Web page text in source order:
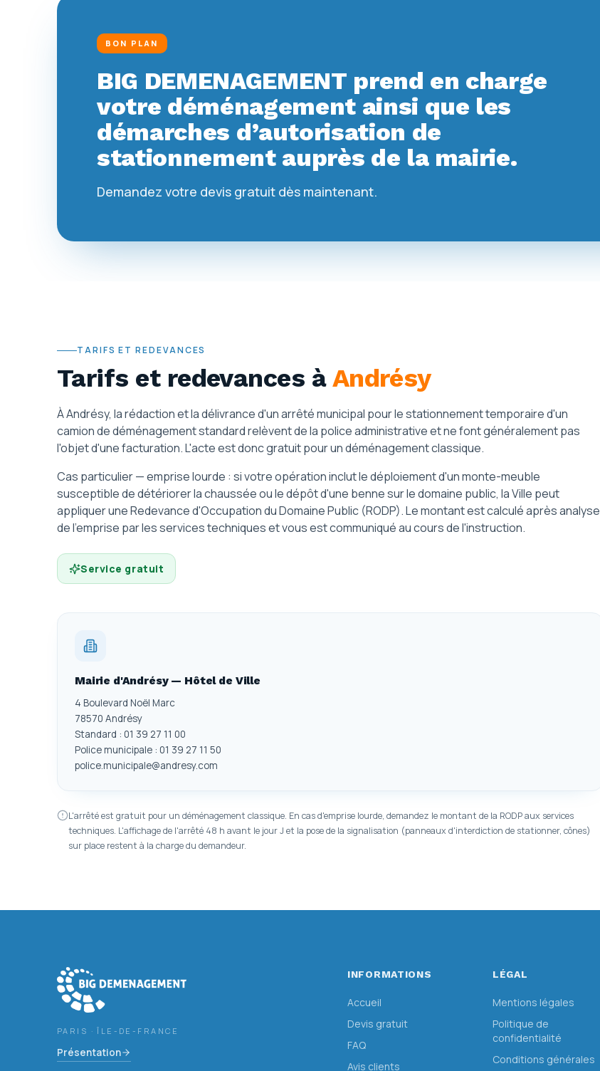
BON PLAN
BIG DEMENAGEMENT prend en charge
votre déménagement ainsi que les
démarches d’autorisation de
stationnement auprès de la mairie.
Demandez votre devis gratuit dès maintenant.
TARIFS ET REDEVANCES
Tarifs et redevances àAndrésy
À Andrésy, la rédaction et la délivrance d'un arrêté municipal pour le stationnement temporaire d'un
camion de déménagement standard relèvent de la police administrative et ne font généralement pas
l'objet d'une facturation. L'acte est donc gratuit pour un déménagement classique.
Cas particulier — emprise lourde : si votre opération inclut le déploiement d'un monte-meuble
susceptible de détériorer la chaussée ou le dépôt d'une benne sur le domaine public, la Ville peut
appliquer une Redevance d'Occupation du Domaine Public (RODP). Le montant est calculé après analyse
de l'emprise par les services techniques et vous est communiqué au cours de l'instruction.
Service gratuit
Mairie d'Andrésy — Hôtel de Ville
4 Boulevard Noël Marc
78570 Andrésy
Standard : 01 39 27 11 00
Police municipale : 01 39 27 11 50
police.municipale@andresy.com
L'arrêté est gratuit pour un déménagement classique. En cas d'emprise lourde, demandez le montant de la RODP aux services
techniques. L'affichage de l'arrêté 48 h avant le jour J et la pose de la signalisation (panneaux d'interdiction de stationner, cônes)
sur place restent à la charge du demandeur.
PARIS · ÎLE-DE-FRANCE
Présentation
INFORMATIONS
Accueil
Devis gratuit
FAQ
Avis clients
LÉGAL
Mentions légales
Politique de
confidentialité
Conditions générales